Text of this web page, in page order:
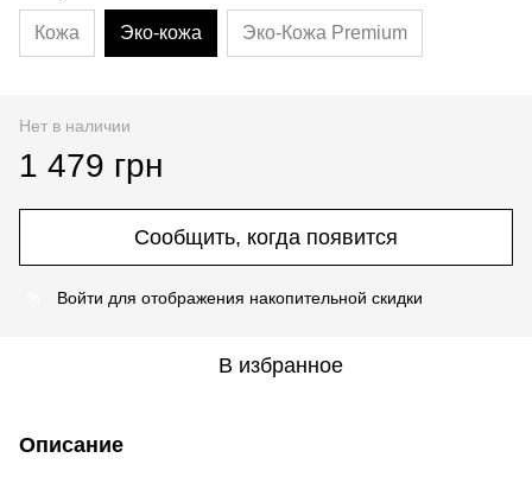
Кожа Эко-кожа Эко-Кожа Premium
Нет в наличии
1 479 грн
Сообщить, когда появится
Войти для отображения накопительной скидки
В избранное
Описание